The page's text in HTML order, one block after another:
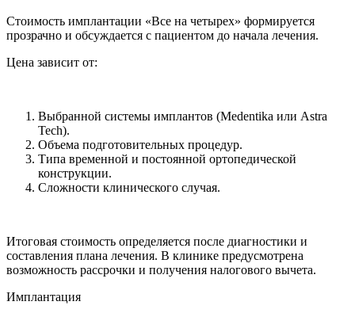
Стоимость имплантации «Все на четырех» формируется
прозрачно и обсуждается с пациентом до начала лечения.
Цена зависит от:
Выбранной системы имплантов (Medentika или Astra
Tech).
Объема подготовительных процедур.
Типа временной и постоянной ортопедической
конструкции.
Сложности клинического случая.
Итоговая стоимость определяется после диагностики и
составления плана лечения. В клинике предусмотрена
возможность рассрочки и получения налогового вычета.
Имплантация